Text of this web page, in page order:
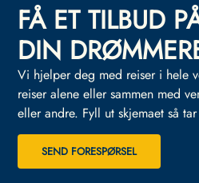
FÅ ET TILBUD
DIN
Vi hjelper deg med reiser i hele
reiser alene eller sammen med
eller andre. Fyll ut skjemaet så
SEND FORESPØRSEL